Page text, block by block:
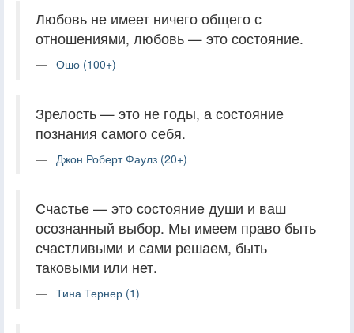
Любовь не имеет ничего общего с
отношениями, любовь — это состояние.
Ошо (100+)
Зрелость — это не годы, а состояние
познания самого себя.
Джон Роберт Фаулз (20+)
Счастье — это состояние души и ваш
осознанный выбор. Мы имеем право быть
счастливыми и сами решаем, быть
таковыми или нет.
Тина Тернер (1)